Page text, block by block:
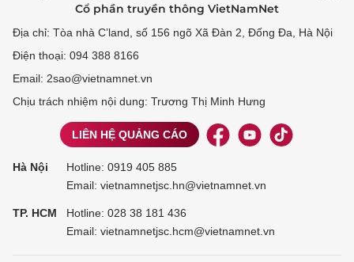
Cổ phần truyền thông VietNamNet
Địa chỉ: Tòa nhà C’land, số 156 ngõ Xã Đàn 2, Đống Đa, Hà Nội
Điện thoại: 094 388 8166
Email: 2sao@vietnamnet.vn
Chịu trách nhiệm nội dung: Trương Thị Minh Hưng
LIÊN HỆ QUẢNG CÁO
Hà Nội Hotline: 0919 405 885
Email: vietnamnetjsc.hn@vietnamnet.vn
TP. HCM Hotline: 028 38 181 436
Email: vietnamnetjsc.hcm@vietnamnet.vn